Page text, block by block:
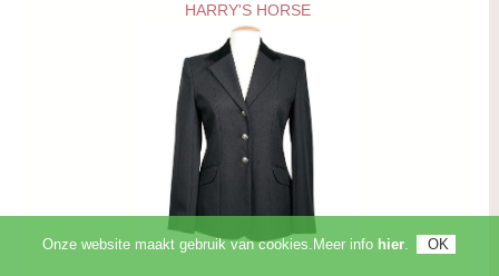
HARRY'S HORSE
Onze website maakt gebruik van cookies.Meer info hier.